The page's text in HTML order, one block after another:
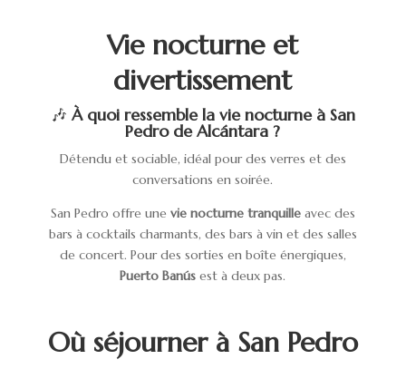
Vie nocturne et
divertissement
🎶 À quoi ressemble la vie nocturne à San
Pedro de Alcántara ?
Détendu et sociable, idéal pour des verres et des
conversations en soirée.
San Pedro offre une vie nocturne tranquilleavec des
bars à cocktails charmants, des bars à vin et des salles
de concert. Pour des sorties en boîte énergiques,
Puerto Banús est à deux pas.
Où séjourner à San Pedro